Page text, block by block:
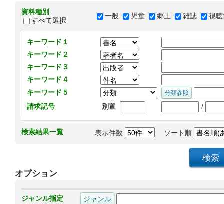
資料種別
すべて選択
一般 児童 郷土 雑誌 視
キーワード１
キーワード２
キーワード３
キーワード４
キーワード５
請求記号
別置 /
検索結果一覧 表示件数 ソート順
オプション
ジャンル指定